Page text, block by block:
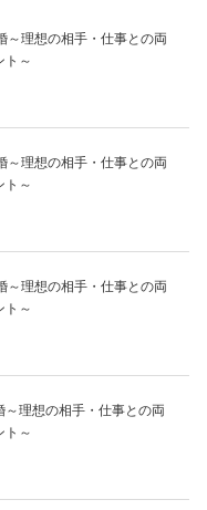
～理想の相手・仕事との両
ト～
～理想の相手・仕事との両
ト～
～理想の相手・仕事との両
ト～
～理想の相手・仕事との両
ト～